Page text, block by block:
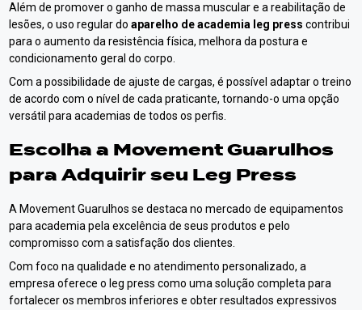
Além de promover o ganho de massa muscular e a reabilitação de
lesões, o uso regular doaparelho de academia leg press contribui
para o aumento da resistência física, melhora da postura e
condicionamento geral do corpo.
Com a possibilidade de ajuste de cargas, é possível adaptar o treino
de acordo com o nível de cada praticante, tornando-o uma opção
versátil para academias de todos os perfis.
Escolha a Movement Guarulhos
para Adquirir seu Leg Press
A Movement Guarulhos se destaca no mercado de equipamentos
para academia pela excelência de seus produtos e pelo
compromisso com a satisfação dos clientes.
Com foco na qualidade e no atendimento personalizado, a
empresa oferece o leg press como uma solução completa para
fortalecer os membros inferiores e obter resultados expressivos